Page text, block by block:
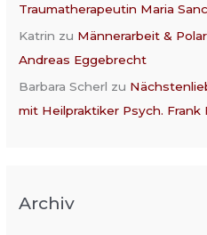
Traumatherapeutin Maria
Katrin zu Männerarbeit &
Andreas Eggebrecht
Barbara Scherl zu
mit Heilpraktiker Psych. Frank
Archiv